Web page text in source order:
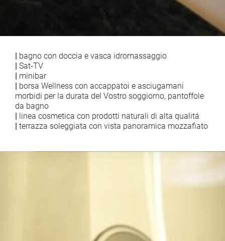
bagno con doccia e vasca idromassaggio
Sat-TV
minibar
borsa Wellness con accappatoi e asciugamani
morbidi per la durata del Vostro soggiorno, pantoffole
da bagno
linea cosmetica con prodotti naturali di alta qualitá
terrazza soleggiata con vista panoramica mozzafiato